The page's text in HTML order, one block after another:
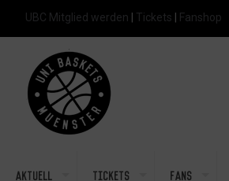
UBC Mitglied werden Tickets Fanshop
Aktuell Tickets Fans